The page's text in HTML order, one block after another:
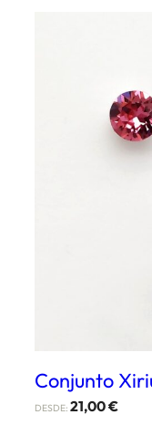
Conjunto
DESDE: 21,00€